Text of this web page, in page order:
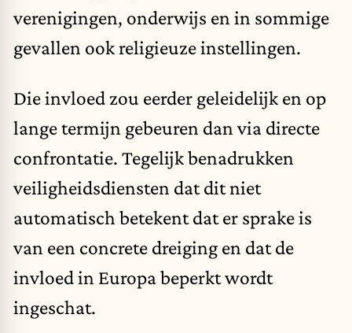
verenigingen, onderwijs en in sommige
gevallen ook religieuze instellingen.
Die invloed zou eerder geleidelijk en op
lange termijn gebeuren dan via directe
confrontatie. Tegelijk benadrukken
veiligheidsdiensten dat dit niet
automatisch betekent dat er sprake is
van een concrete dreiging en dat de
invloed in Europa beperkt wordt
ingeschat.